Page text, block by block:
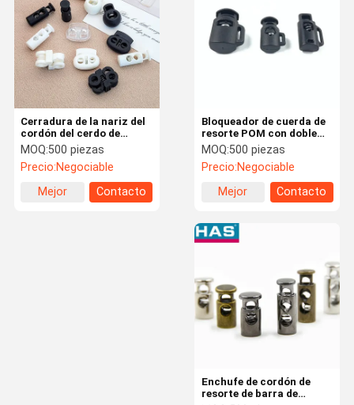
Bloqueador de cuerda de
resorte POM con doble
agujero
MOQ:500 piezas
Precio:Negociable
Mejor
Contacto
Cerradura de la nariz del
cordón del cerdo de
plástico negro Tapón
ajustable para cuerdas
elásticas
MOQ:500 piezas
Precio:Negociable
Mejor
Contacto
Enchufe de cordón de
resorte de barra de